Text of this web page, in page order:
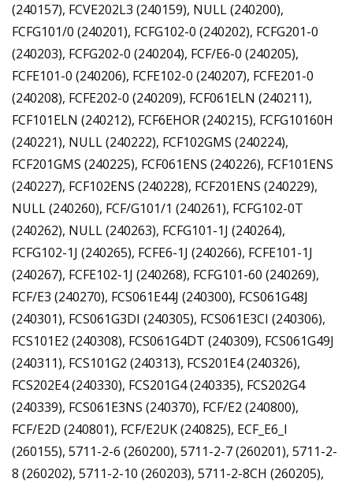
(240157), FCVE202L3 (240159), NULL (240200),
FCFG101/0 (240201), FCFG102-0 (240202), FCFG201-0
(240203), FCFG202-0 (240204), FCF/E6-0 (240205),
FCFE101-0 (240206), FCFE102-0 (240207), FCFE201-0
(240208), FCFE202-0 (240209), FCF061ELN (240211),
FCF101ELN (240212), FCF6EHOR (240215), FCFG10160H
(240221), NULL (240222), FCF102GMS (240224),
FCF201GMS (240225), FCF061ENS (240226), FCF101ENS
(240227), FCF102ENS (240228), FCF201ENS (240229),
NULL (240260), FCF/G101/1 (240261), FCFG102-0T
(240262), NULL (240263), FCFG101-1J (240264),
FCFG102-1J (240265), FCFE6-1J (240266), FCFE101-1J
(240267), FCFE102-1J (240268), FCFG101-60 (240269),
FCF/E3 (240270), FCS061E44J (240300), FCS061G48J
(240301), FCS061G3DI (240305), FCS061E3CI (240306),
FCS101E2 (240308), FCS061G4DT (240309), FCS061G49J
(240311), FCS101G2 (240313), FCS201E4 (240326),
FCS202E4 (240330), FCS201G4 (240335), FCS202G4
(240339), FCS061E3NS (240370), FCF/E2 (240800),
FCF/E2D (240801), FCF/E2UK (240825), ECF_E6_I
(260155), 5711-2-6 (260200), 5711-2-7 (260201), 5711-2-
8 (260202), 5711-2-10 (260203), 5711-2-8CH (260205),